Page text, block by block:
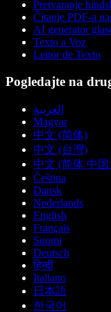
Pretvaranje
Čitanje PDF-a
AI generator
Texto a Voz
Leitor de Texto
Pogledajte na
العربية
Magyar
中文 (简体)
中文 (台灣)
中文 (简体 中
Čeština
Dansk
Nederlands
English
Français
Suomi
Deutsch
हिन्दी
Italiano
日本語
한국어